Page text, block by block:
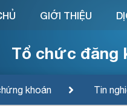
Tổ chức đăng
khoán Tin
GIỚI THIỆU